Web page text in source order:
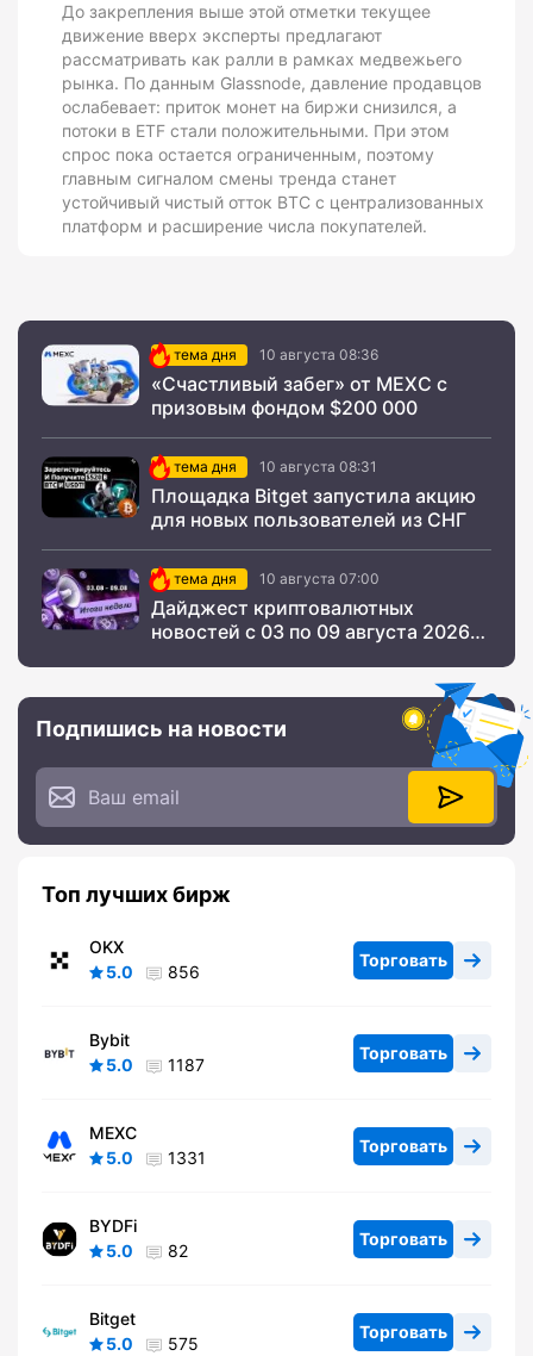
До закрепления выше этой отметки текущее
движение вверх эксперты предлагают
рассматривать как ралли в рамках медвежьего
рынка. По данным Glassnode, давление продавцов
ослабевает: приток монет на биржи снизился, а
потоки в ETF стали положительными. При этом
спрос пока остается ограниченным, поэтому
главным сигналом смены тренда станет
устойчивый чистый отток BTC с централизованных
платформ и расширение числа покупателей.
тема дня 10 августа 08:36
«Счастливый забег» от MEXC с
призовым фондом $200 000
тема дня 10 августа 08:31
Площадка Bitget запустила акцию
для новых пользователей из СНГ
тема дня 10 августа 07:00
Дайджест криптовалютных
новостей с 03 по 09 августа 2026
Подпишись на новости
Топ лучших бирж
OKX
5.0
856
Торговать
Bybit
5.0
1187
Торговать
MEXC
5.0
1331
Торговать
BYDFi
5.0
82
Торговать
Bitget
5.0
575
Торговать